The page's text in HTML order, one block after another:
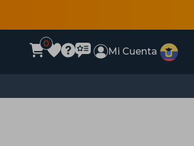
0
Mi Cuenta